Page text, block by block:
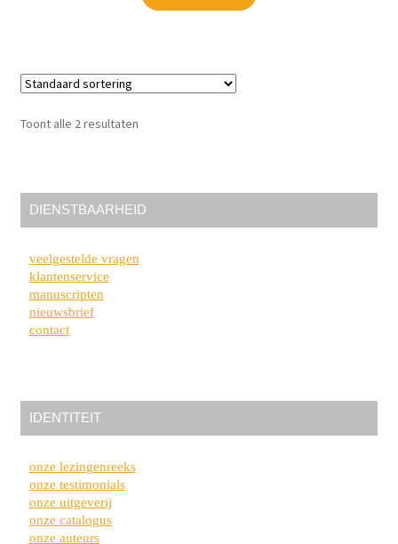
Toont alle 2 resultaten
DIENSTBAARHEID
veelgestelde vragen
klantenservice
manuscripten
nieuwsbrief
contact
IDENTITEIT
onze lezingenreeks
onze testimonials
onze uitgeverij
onze catalogus
onze auteurs